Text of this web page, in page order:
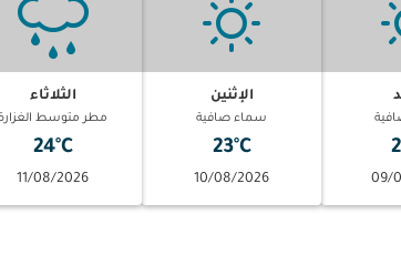
09/
الإثنين
سماء صافية
23°C
10/08/2026
الثلاثاء
مطر متوسط الغزارة
24°C
11/08/2026